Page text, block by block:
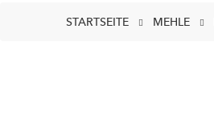
STARTSEITE MEHLE